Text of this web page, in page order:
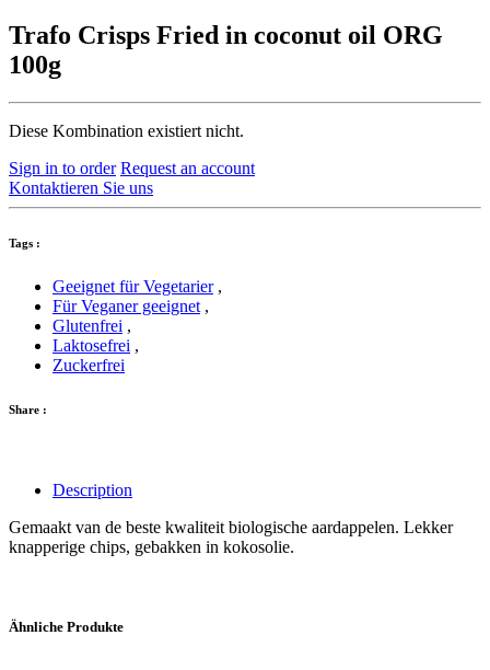
Trafo Crisps Fried in coconut oil ORG
100g
Diese Kombination existiert nicht.
Sign in to order Request an account
Kontaktieren Sie uns
Tags :
Geeignet für Vegetarier,
Für Veganer geeignet ,
Glutenfrei ,
Laktosefrei ,
Zuckerfrei
Share :
Description
Gemaakt van de beste kwaliteit biologische aardappelen. Lekker
knapperige chips, gebakken in kokosolie.
Ähnliche Produkte